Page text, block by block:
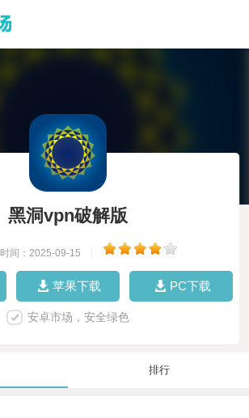
黑洞vpn破解版
时间：2025-09-15
苹果下载 PC下载
安卓市场，安全绿色
排行